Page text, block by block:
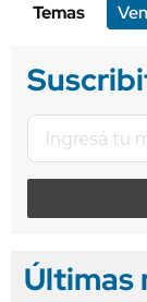
Temas
Últimas